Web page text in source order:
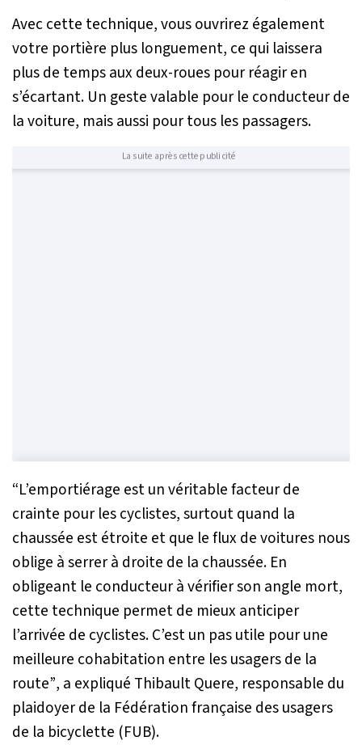
Avec cette technique, vous ouvrirez également
votre portière plus longuement, ce qui laissera
plus de temps aux deux-roues pour réagir en
s’écartant. Un geste valable pour le conducteur de
la voiture, mais aussi pour tous les passagers.
La suite après cette publicité
“L’emportiérage est un véritable facteur de
crainte pour les cyclistes, surtout quand la
chaussée est étroite et que le flux de voitures nous
oblige à serrer à droite de la chaussée. En
obligeant le conducteur à vérifier son angle mort,
cette technique permet de mieux anticiper
l’arrivée de cyclistes. C’est un pas utile pour une
meilleure cohabitation entre les usagers de la
route”, a expliqué Thibault Quere, responsable du
plaidoyer de la Fédération française des usagers
de la bicyclette (FUB).